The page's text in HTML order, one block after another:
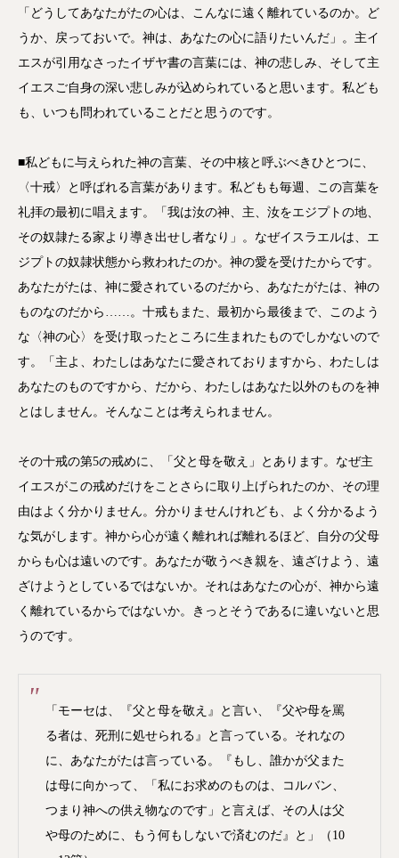
「どうしてあなたがたの心は、こんなに遠く離れているのか。ど
うか、戻っておいで。神は、あなたの心に語りたいんだ」。主イ
エスが引用なさったイザヤ書の言葉には、神の悲しみ、そして主
イエスご自身の深い悲しみが込められていると思います。私ども
も、いつも問われていることだと思うのです。
■私どもに与えられた神の言葉、その中核と呼ぶべきひとつに、
〈十戒〉と呼ばれる言葉があります。私どもも毎週、この言葉を
礼拝の最初に唱えます。「我は汝の神、主、汝をエジプトの地、
その奴隷たる家より導き出せし者なり」。なぜイスラエルは、エ
ジプトの奴隷状態から救われたのか。神の愛を受けたからです。
あなたがたは、神に愛されているのだから、あなたがたは、神の
ものなのだから……。十戒もまた、最初から最後まで、このよう
な〈神の心〉を受け取ったところに生まれたものでしかないので
す。「主よ、わたしはあなたに愛されておりますから、わたしは
あなたのものですから、だから、わたしはあなた以外のものを神
とはしません。そんなことは考えられません。
その十戒の第5の戒めに、「父と母を敬え」とあります。なぜ主
イエスがこの戒めだけをことさらに取り上げられたのか、その理
由はよく分かりません。分かりませんけれども、よく分かるよう
な気がします。神から心が遠く離れれば離れるほど、自分の父母
からも心は遠いのです。あなたが敬うべき親を、遠ざけよう、遠
ざけようとしているではないか。それはあなたの心が、神から遠
く離れているからではないか。きっとそうであるに違いないと思
うのです。
「モーセは、『父と母を敬え』と言い、『父や母を罵
る者は、死刑に処せられる』と言っている。それなの
に、あなたがたは言っている。『もし、誰かが父また
は母に向かって、「私にお求めのものは、コルバン、
つまり神への供え物なのです」と言えば、その人は父
や母のために、もう何もしないで済むのだ』と」（10